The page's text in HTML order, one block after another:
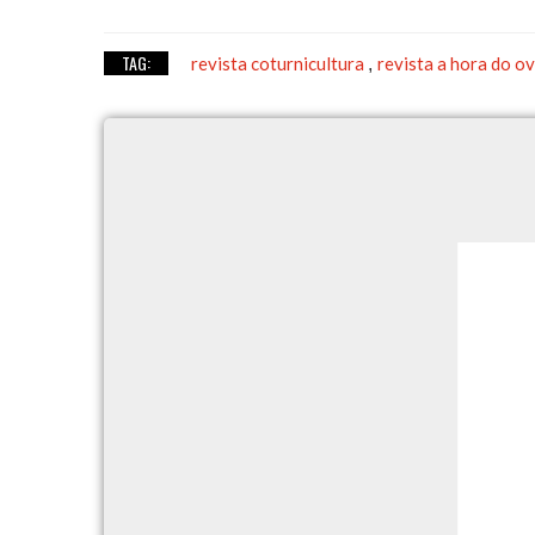
TAG: revista coturnicultura , revista a hora do